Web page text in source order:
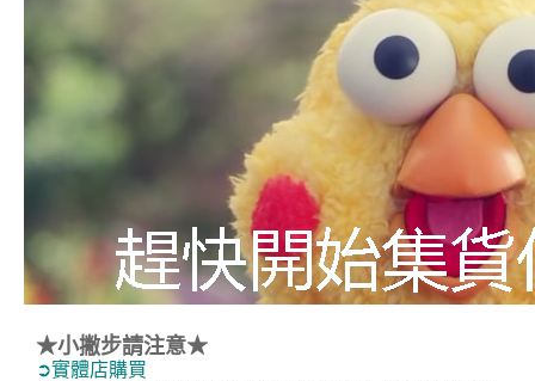
★小撇步請注意★
➲實體店購買